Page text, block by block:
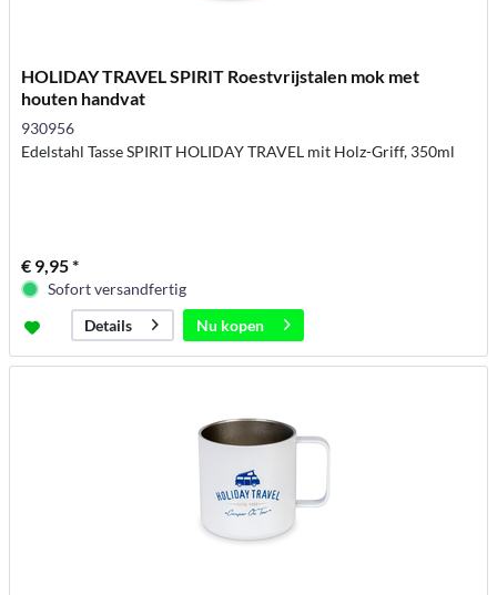
HOLIDAY TRAVEL SPIRIT Roestvrijstalen mok met
houten handvat
930956
Edelstahl Tasse SPIRIT HOLIDAY TRAVEL mit Holz-Griff, 350ml
€ 9,95 *
Sofort versandfertig
Details
Nu kopen